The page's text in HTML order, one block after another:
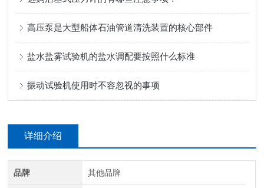
高压泵是大型船体石油管道清洗装置的核心部件
盐水盐雾试验机的盐水调配要按照什么标准
振动试验机使用时不容忽视的事项
详细介绍
品牌 其他品牌